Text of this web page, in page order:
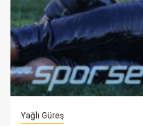
Yağlı Güreş